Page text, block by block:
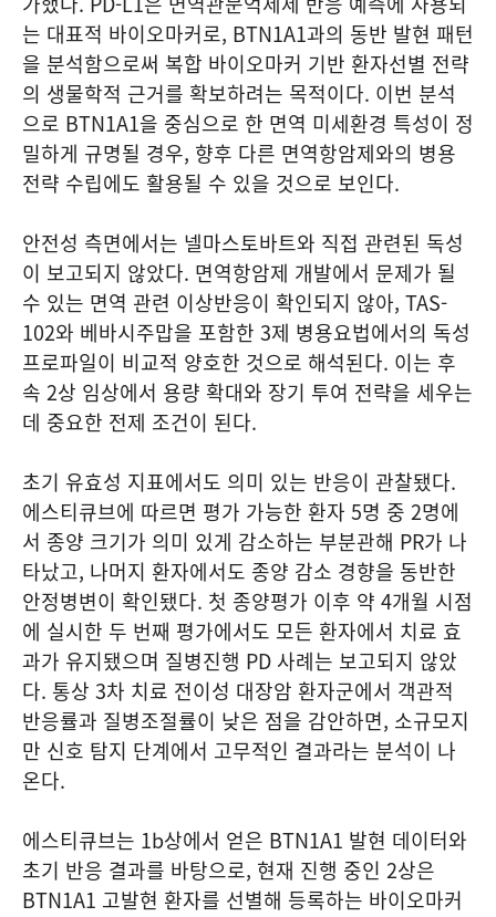
는 대표적 바이오마커로, BTN1A1과의 동반 발현 패턴
을 분석함으로써 복합 바이오마커 기반 환자선별 전략
의 생물학적 근거를 확보하려는 목적이다. 이번 분석
으로 BTN1A1을 중심으로 한 면역 미세환경 특성이 정
밀하게 규명될 경우, 향후 다른 면역항암제와의 병용
전략 수립에도 활용될 수 있을 것으로 보인다.
안전성 측면에서는 넬마스토바트와 직접 관련된 독성
이 보고되지 않았다. 면역항암제 개발에서 문제가 될
수 있는 면역 관련 이상반응이 확인되지 않아, TAS-
102와 베바시주맙을 포함한 3제 병용요법에서의 독성
프로파일이 비교적 양호한 것으로 해석된다. 이는 후
속 2상 임상에서 용량 확대와 장기 투여 전략을 세우는
데 중요한 전제 조건이 된다.
초기 유효성 지표에서도 의미 있는 반응이 관찰됐다.
에스티큐브에 따르면 평가 가능한 환자 5명 중 2명에
서 종양 크기가 의미 있게 감소하는 부분관해 PR가 나
타났고, 나머지 환자에서도 종양 감소 경향을 동반한
안정병변이 확인됐다. 첫 종양평가 이후 약 4개월 시점
에 실시한 두 번째 평가에서도 모든 환자에서 치료 효
과가 유지됐으며 질병진행 PD 사례는 보고되지 않았
다. 통상 3차 치료 전이성 대장암 환자군에서 객관적
반응률과 질병조절률이 낮은 점을 감안하면, 소규모지
만 신호 탐지 단계에서 고무적인 결과라는 분석이 나
온다.
에스티큐브는 1b상에서 얻은 BTN1A1 발현 데이터와
초기 반응 결과를 바탕으로, 현재 진행 중인 2상은
BTN1A1 고발현 환자를 선별해 등록하는 바이오마커